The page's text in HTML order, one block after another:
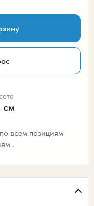
см
всем позициям
.